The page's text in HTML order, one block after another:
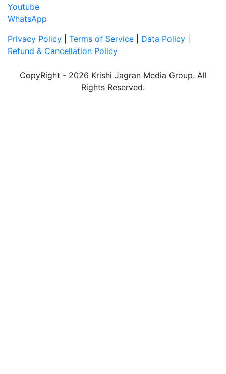
Youtube
WhatsApp
Privacy Policy
Terms of Service Data Policy
Refund & Cancellation Policy
CopyRight - 2026 Krishi Jagran Media Group. All
Rights Reserved.